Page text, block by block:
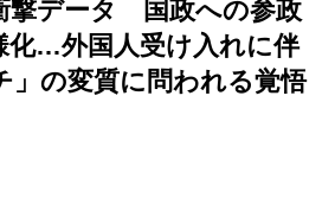
撃データ 国政への参政
化…外国人受け入れに伴
」の変質に問われる覚悟